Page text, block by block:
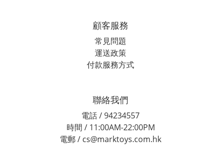
顧客服務
常見問題
運送政策
付款服務方式
聯絡我們
電話 / 94234557
時間 / 11:00AM-22:00PM
電郵 / cs@marktoys.com.hk